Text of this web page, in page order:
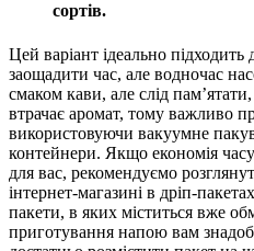
сортів.
Цей варіант ідеально підходить
заощадити час, але водночас
смаком кави, але слід
втрачає аромат, тому важливо
використовуючи вакуумне
контейнери. Якщо економія
для вас, рекомендуємо
інтернет-магазині в дріп-
пакети, в яких міститься вже
приготування напою вам